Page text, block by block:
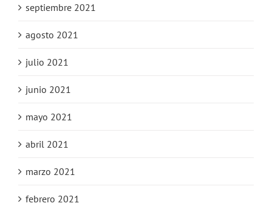
septiembre 2021
agosto 2021
julio 2021
junio 2021
mayo 2021
abril 2021
marzo 2021
febrero 2021